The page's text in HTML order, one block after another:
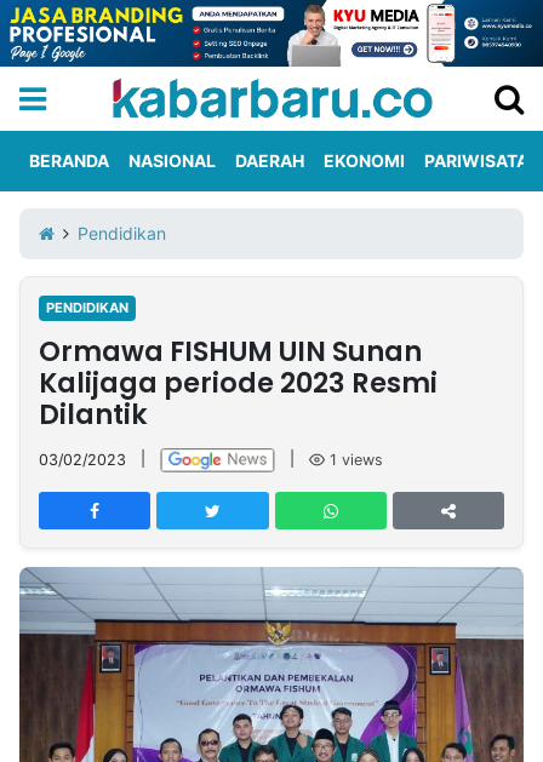
Iklan
Berita
Kami
Nasional
International
Olahraga
Entertainment
Daerah
Pariwisata
Kuliner
Kolom
Network
PT
TREETAN
INDONESIA
Partner
Insight
NTB
Time
Jogja
Rakyat
Idealita
News
Notice
Dinamikapost.com
Baru
Seedbacklink
BERANDA NASIONAL DAERAH EKONOMI PARIWISATA
Pendidikan
PENDIDIKAN
Ormawa FISHUM UIN Sunan
Kalijaga periode 2023 Resmi
Dilantik
03/02/2023 1 views